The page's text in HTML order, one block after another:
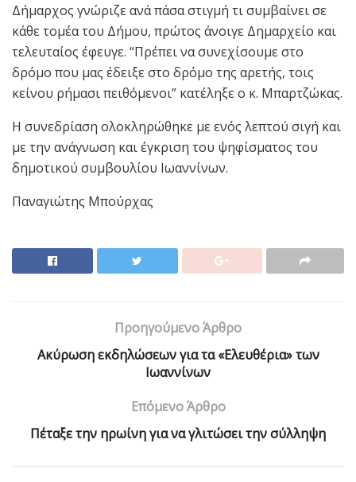
Δήμαρχος γνώριζε ανά πάσα στιγμή τι συμβαίνει σε
κάθε τομέα του Δήμου, πρώτος άνοιγε Δημαρχείο και
τελευταίος έφευγε. “Πρέπει να συνεχίσουμε στο
δρόμο που μας έδειξε στο δρόμο της αρετής, τοις
κείνου ρήμασι πειθόμενοι” κατέληξε ο κ. Μπαρτζώκας.
Η συνεδρίαση ολοκληρώθηκε με ενός λεπτού σιγή και
με την ανάγνωση και έγκριση του ψηφίσματος του
δημοτικού συμβουλίου Ιωαννίνων.
Παναγιώτης Μπούρχας
Προηγούμενο Άρθρο
Ακύρωση εκδηλώσεων για τα «Ελευθέρια» των
Ιωαννίνων
Επόμενο Άρθρο
Πέταξε την ηρωίνη για να γλιτώσει την σύλληψη